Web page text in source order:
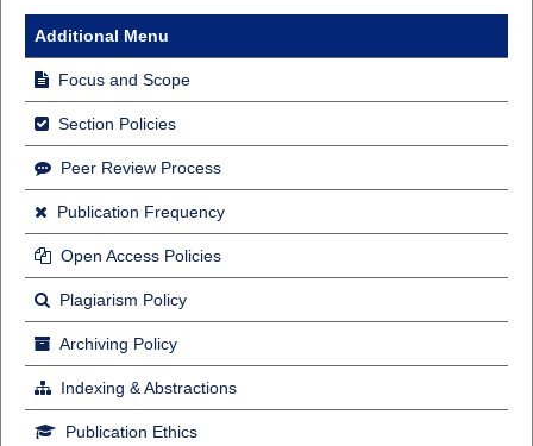
Additional Menu
Focus and Scope
Section Policies
Peer Review Process
Publication Frequency
Open Access Policies
Plagiarism Policy
Archiving Policy
Indexing & Abstractions
Publication Ethics